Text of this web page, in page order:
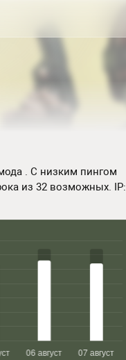
. С низким пингом
из 32 возможных. IP: